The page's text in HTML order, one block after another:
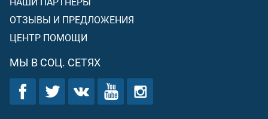
ОТЗЫВЫ И ПРЕДЛОЖЕНИЯ
ЦЕНТР ПОМОЩИ
МЫ В СОЦ. СЕТЯХ